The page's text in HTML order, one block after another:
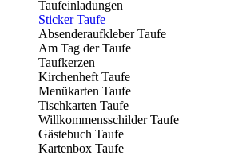
Taufeinladungen
Sticker Taufe
Absenderaufkleber Taufe
Am Tag der Taufe
Taufkerzen
Kirchenheft Taufe
Menükarten Taufe
Tischkarten Taufe
Willkommensschilder Taufe
Gästebuch Taufe
Kartenbox Taufe